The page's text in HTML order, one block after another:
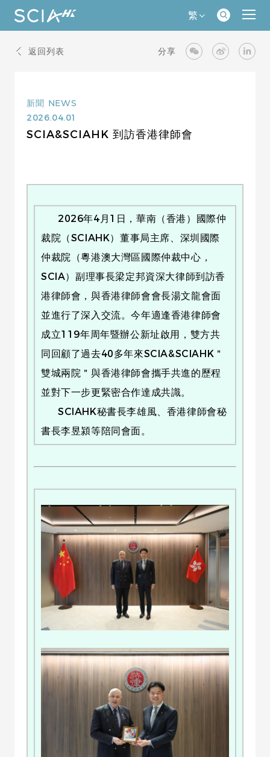
繁
返回列表 分享
新聞 NEWS
2026.04.01
SCIA&SCIAHK 到訪香港律師會
2026年4月1日，華南（香港）國際仲
裁院（SCIAHK）董事局主席、深圳國際
仲裁院（粵港澳大灣區國際仲裁中心，
SCIA）副理事長梁定邦資深大律師到訪香
港律師會，與香港律師會會長湯文龍會面
並進行了深入交流。今年適逢香港律師會
成立119年周年暨辦公新址啟用，雙方共
同回顧了過去40多年來SCIA&SCIAHK＂
雙城兩院＂與香港律師會攜手共進的歷程
並對下一步更緊密合作達成共識。
SCIAHK秘書長李雄風、香港律師會秘
書長李昱潁等陪同會面。